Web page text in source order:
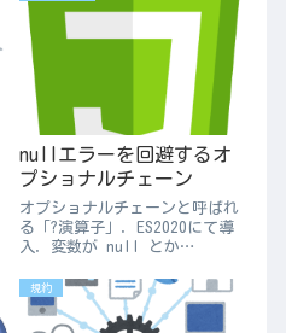
nullエラーを回避するオ
プショナルチェーン
オプショナルチェーンと呼ばれ
る「?演算子」．ES2020にて導
入．変数が null とか
プロパティを参照するとエラー
になるが，?演算子を使うと回避
できる．let obj = { name:
規約